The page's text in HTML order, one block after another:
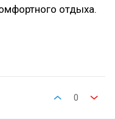
отдыха.
0